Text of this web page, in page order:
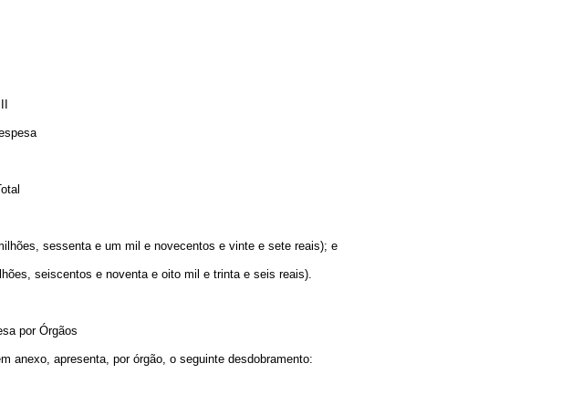
sessenta e um mil e novecentos e vinte e sete reais); e
seiscentos e noventa e oito mil e trinta e seis reais).
por Órgãos
anexo, apresenta, por órgão, o seguinte desdobramento: